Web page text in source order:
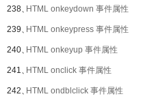
238、HTML onkeydown 事件属性
239、HTML onkeypress 事件属性
240、HTML onkeyup 事件属性
241、HTML onclick 事件属性
242、HTML ondblclick 事件属性